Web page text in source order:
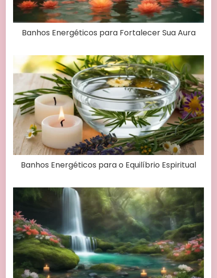
Banhos Energéticos para Fortalecer Sua Aura
Banhos Energéticos para o Equilíbrio Espiritual